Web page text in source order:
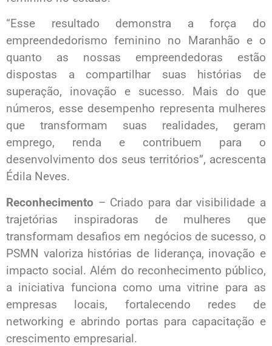
“Esse resultado demonstra a força do
empreendedorismo feminino no Maranhão e o
quanto as nossas empreendedoras estão
dispostas a compartilhar suas histórias de
superação, inovação e sucesso. Mais do que
números, esse desempenho representa mulheres
que transformam suas realidades, geram
emprego, renda e contribuem para o
desenvolvimento dos seus territórios”, acrescenta
Édila Neves.
Reconhecimento – Criado para dar visibilidade a
trajetórias inspiradoras de mulheres que
transformam desafios em negócios de sucesso, o
PSMN valoriza histórias de liderança, inovação e
impacto social. Além do reconhecimento público,
a iniciativa funciona como uma vitrine para as
empresas locais, fortalecendo redes de
networking e abrindo portas para capacitação e
crescimento empresarial.